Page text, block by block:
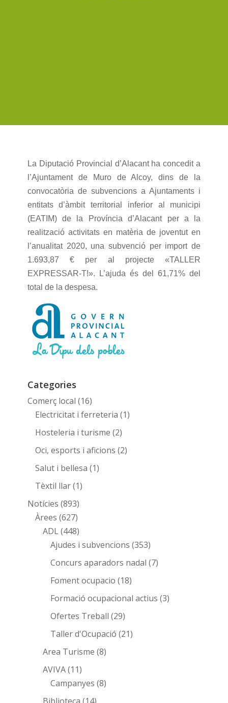
La Diputació Provincial d’Alacant ha concedit a
l’Ajuntament de Muro de Alcoy, dins de la
convocatòria de subvencions a Ajuntaments i
entitats d’àmbit territorial inferior al municipi
(EATIM) de la Província d’Alacant per a la
realització activitats en matèria de joventut en
l’anualitat 2020, una subvenció per import de
1.693,87 € per al projecte «TALLER
EXPRESSAR-T!». L’ajuda és del 61,71% del
total de la despesa.
Categories
Comerç local (16)
Electricitat i ferreteria (1)
Hosteleria i turisme (2)
Oci, esports i aficions (2)
Salut i bellesa (1)
Tèxtil llar(1)
Notícies (893)
Àrees (627)
ADL(448)
Ajudes i subvencions (353)
Concurs aparadors nadal (7)
Foment ocupacio (18)
Formació ocupacional actius (3)
Ofertes Treball (29)
Taller d'Ocupació (21)
Area Turisme (8)
AVIVA(11)
Campanyes (8)